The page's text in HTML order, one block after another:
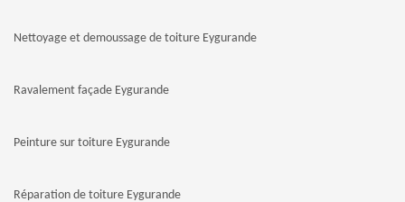
Nettoyage et demoussage de toiture Eygurande
Ravalement façade Eygurande
Peinture sur toiture Eygurande
Réparation de toiture Eygurande